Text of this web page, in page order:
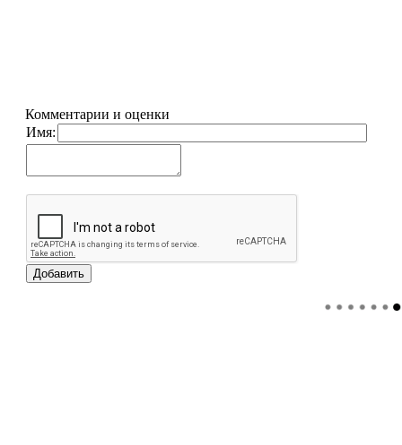
Комментарии и оценки
Имя: